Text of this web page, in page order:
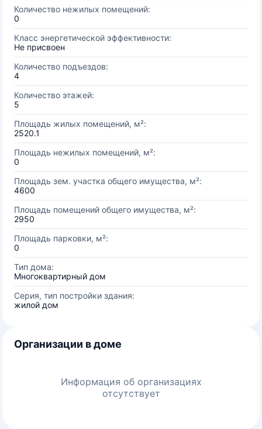
Количество нежилых помещений:
0
Класс энергетической эффективности:
Не присвоен
Количество подъездов:
4
Количество этажей:
5
Площадь жилых помещений, м²:
2520.1
Площадь нежилых помещений, м²:
0
Площадь зем. участка общего имущества, м²:
4600
Площадь помещений общего имущества, м²:
2950
Площадь парковки, м²:
0
Тип дома:
Многоквартирный дом
Серия, тип постройки здания:
жилой дом
Организации в доме
Информация об организациях
отсутствует